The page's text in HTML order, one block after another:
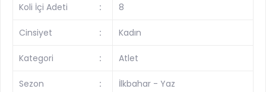
Koli İçi Adeti : 8
Cinsiyet : Kadın
Kategori : Atlet
Sezon : İlkbahar - Yaz